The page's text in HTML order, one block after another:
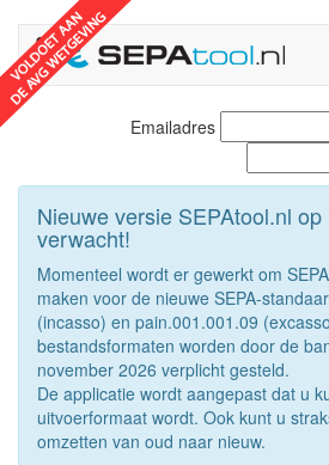
Emailadres
Nieuwe versie SEPAtool.nl
verwacht!
Momenteel wordt er gewerkt om
maken voor de nieuwe SEPA-
(incasso) en pain.001.001.09
bestandsformaten worden door de
november 2026 verplicht gesteld.
De applicatie wordt aangepast dat u
uitvoerformaat wordt. Ook kunt u
omzetten van oud naar nieuw.